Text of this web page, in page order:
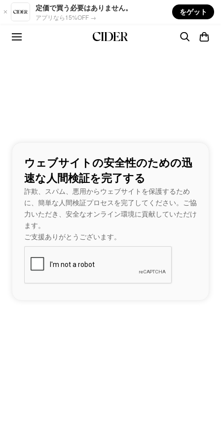
Skip to main content
定価で買う必要はありません。
アプリなら15%OFF →
をゲット
ウェブサイトの安全性のための迅
速な人間検証を完了する
詐欺、スパム、悪用からウェブサイトを保護するため
に、簡単な人間検証プロセスを完了してください。ご協
力いただき、安全なオンライン環境に貢献していただけ
ます。
ご支援ありがとうございます。